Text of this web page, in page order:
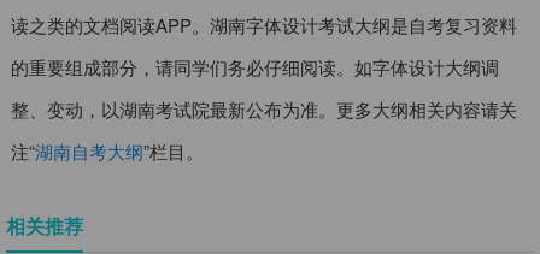
读之类的文档阅读APP。湖南字体设计考试大纲是自考复习资料
的重要组成部分，请同学们务必仔细阅读。如字体设计大纲调
整、变动，以湖南考试院最新公布为准。更多大纲相关内容请关
注“湖南自考大纲”栏目。
相关推荐